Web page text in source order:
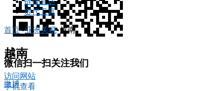
微信扫一扫关注我们
微博
货代工具
首页 •亚洲关税•越南
越南
访问网站
手机查看